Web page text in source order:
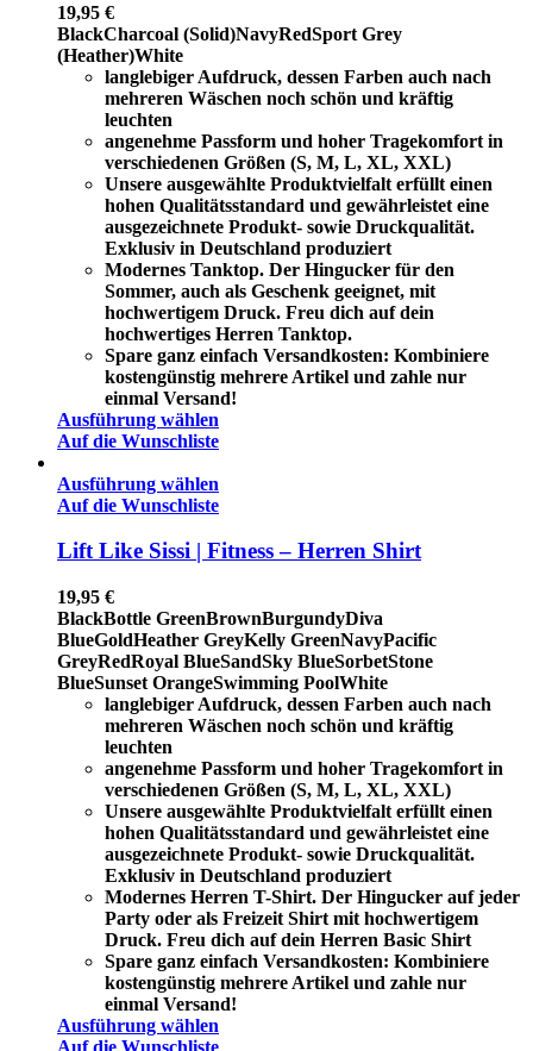
19,95 €
BlackCharcoal (Solid)NavyRedSport Grey
(Heather)White
langlebiger Aufdruck, dessen Farben auch nach
mehreren Wäschen noch schön und kräftig
leuchten
angenehme Passform und hoher Tragekomfort in
verschiedenen Größen (S, M, L, XL, XXL)
Unsere ausgewählte Produktvielfalt erfüllt einen
hohen Qualitätsstandard und gewährleistet eine
ausgezeichnete Produkt- sowie Druckqualität.
Exklusiv in Deutschland produziert
Modernes Tanktop. Der Hingucker für den
Sommer, auch als Geschenk geeignet, mit
hochwertigem Druck. Freu dich auf dein
hochwertiges Herren Tanktop.
Spare ganz einfach Versandkosten: Kombiniere
kostengünstig mehrere Artikel und zahle nur
einmal Versand!
Ausführung wählen
Auf die Wunschliste
Ausführung wählen
Auf die Wunschliste
Lift Like Sissi | Fitness – Herren Shirt
19,95 €
BlackBottle GreenBrownBurgundyDiva
BlueGoldHeather GreyKelly GreenNavyPacific
GreyRedRoyal BlueSandSky BlueSorbetStone
BlueSunset OrangeSwimming PoolWhite
langlebiger Aufdruck, dessen Farben auch nach
mehreren Wäschen noch schön und kräftig
leuchten
angenehme Passform und hoher Tragekomfort in
verschiedenen Größen (S, M, L, XL, XXL)
Unsere ausgewählte Produktvielfalt erfüllt einen
hohen Qualitätsstandard und gewährleistet eine
ausgezeichnete Produkt- sowie Druckqualität.
Exklusiv in Deutschland produziert
Modernes Herren T-Shirt. Der Hingucker auf jeder
Party oder als Freizeit Shirt mit hochwertigem
Druck. Freu dich auf dein Herren Basic Shirt
Spare ganz einfach Versandkosten: Kombiniere
kostengünstig mehrere Artikel und zahle nur
einmal Versand!
Ausführung wählen
Auf die Wunschliste